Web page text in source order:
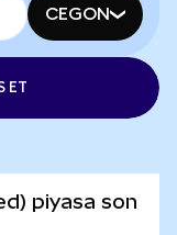
CEGON
ET
piyasa son